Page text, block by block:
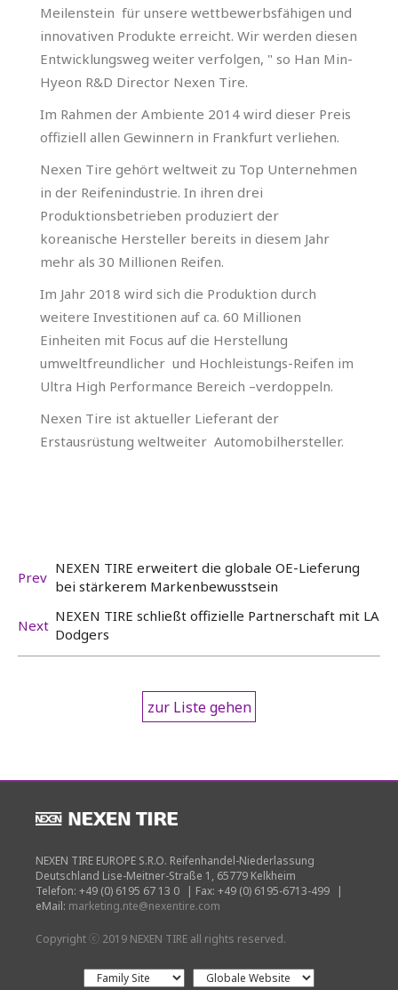
Meilenstein für unsere wettbewerbsfähigen und
innovativen Produkte erreicht. Wir werden diesen
Entwicklungsweg weiter verfolgen, " so Han Min-
Hyeon R&D Director Nexen Tire.
Im Rahmen der Ambiente 2014 wird dieser Preis
offiziell allen Gewinnern in Frankfurt verliehen.
Nexen Tire gehört weltweit zu Top Unternehmen
in der Reifenindustrie. In ihren drei
Produktionsbetrieben produziert der
koreanische Hersteller bereits in diesem Jahr
mehr als 30 Millionen Reifen.
Im Jahr 2018 wird sich die Produktion durch
weitere Investitionen auf ca. 60 Millionen
Einheiten mit Focus auf die Herstellung
umweltfreundlicher und Hochleistungs-Reifen im
Ultra High Performance Bereich –verdoppeln.
Nexen Tire ist aktueller Lieferant der
Erstausrüstung weltweiter Automobilhersteller.
Prev
NEXEN TIRE erweitert die globale OE-Lieferung
bei stärkerem Markenbewusstsein
Next
NEXEN TIRE schließt offizielle Partnerschaft mit LA
Dodgers
zur Liste gehen
NEXEN TIRE EUROPE S.R.O. Reifenhandel-Niederlassung
Deutschland Lise-Meitner-Straße 1, 65779 Kelkheim
Telefon: +49 (0) 6195 67 13 0
| Fax: +49 (0) 6195-6713-499
|
eMail: marketing.nte@nexentire.com
Copyright ⓒ 2019 NEXEN TIRE all rights reserved.